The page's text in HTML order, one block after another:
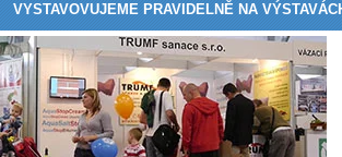
VYSTAVOVUJEME PRAVIDELNĚ NA